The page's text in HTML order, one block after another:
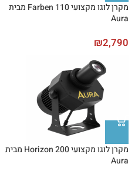
מקרן לוגו מקצועי Farben 110 מבית
Aura
₪2,790
מקרן לוגו מקצועי Horizon 200 מבית
Aura